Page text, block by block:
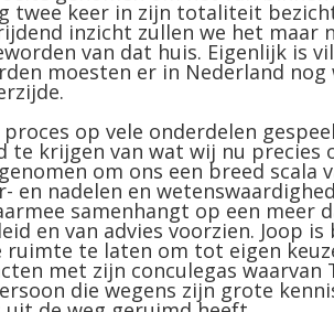
twee keer in zijn totaliteit
inzicht zullen we het maar
van dat huis. Eigenlijk is
moesten er in Nederland nog
proces op vele onderdelen
te krijgen van wat wij nu precies
om ons een breed scala
en nadelen en
samenhangt op een meer
en van advies voorzien. Joop
te laten om tot eigen
met zijn conculegas waarvan
die wegens zijn grote